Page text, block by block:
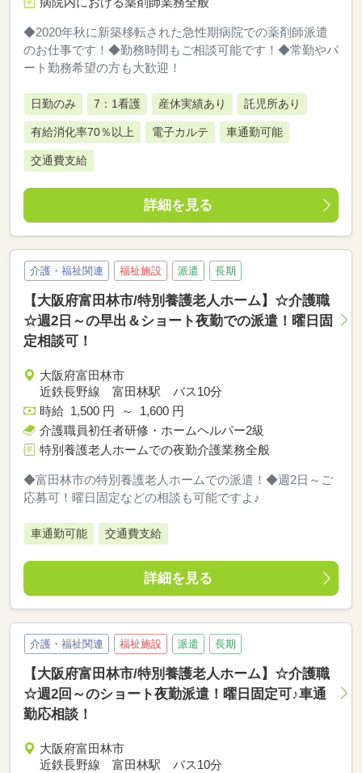
◆2020年秋に新築移転された急性期病院での薬剤師派遣
のお仕事です！◆勤務時間もご相談可能です！◆常勤やパ
ート勤務希望の方も大歓迎！
日勤のみ 7：1看護 産休実績あり 託児所あり
有給消化率70％以上 電子カルテ 車通勤可能
交通費支給
詳細を見る
介護・福祉関連 福祉施設 派遣 長期
【大阪府富田林市/特別養護老人ホーム】☆介護職
☆週2日～の早出＆ショート夜勤での派遣！曜日固
定相談可！
大阪府富田林市
近鉄長野線 富田林駅 バス10分
時給 1,500 円 ～ 1,600 円
介護職員初任者研修・ホームヘルパー2級
特別養護老人ホームでの夜勤介護業務全般
◆富田林市の特別養護老人ホームでの派遣！◆週2日～ご
応募可！曜日固定などの相談も可能ですよ♪
車通勤可能 交通費支給
詳細を見る
介護・福祉関連 福祉施設 派遣 長期
【大阪府富田林市/特別養護老人ホーム】☆介護職
☆週2回～のショート夜勤派遣！曜日固定可♪車通
勤応相談！
大阪府富田林市
近鉄長野線 富田林駅 バス10分